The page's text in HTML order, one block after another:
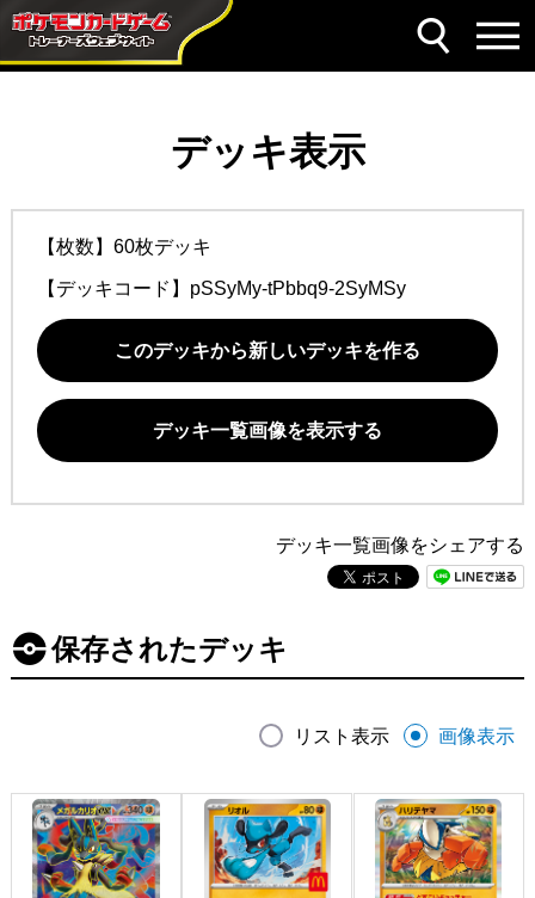
デッキ表示
【枚数】60枚デッキ
【デッキコード】 pSSyMy-tPbbq9-2SyMSy
このデッキから新しいデッキを作る
デッキ一覧画像を表示する
デッキ一覧画像をシェアする
保存されたデッキ
リスト表示 画像表示